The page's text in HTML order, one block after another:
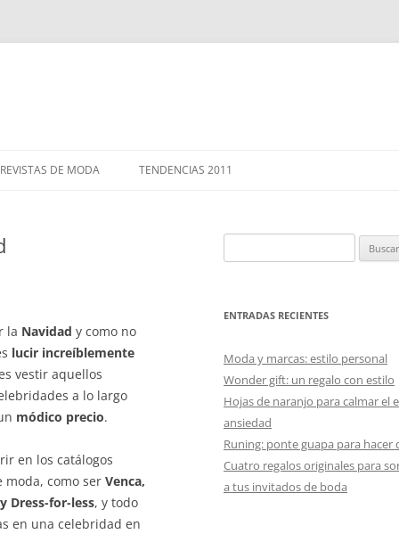
REVISTAS DE MODA TENDENCIAS 2011
la Navidad y como no
lucir increíblemente
vestir aquellos
a lo largo
módico precio.
en los catálogos
como ser Venca,
Dress-for-less, y todo
en una celebridad en
ENTRADAS RECIENTES
Moda y marcas: estilo personal
Wonder gift: un regalo con estilo
Hojas de naranjo para calmar el
ansiedad
Runing: ponte guapa para hacer
Cuatro regalos originales para
a tus invitados de boda